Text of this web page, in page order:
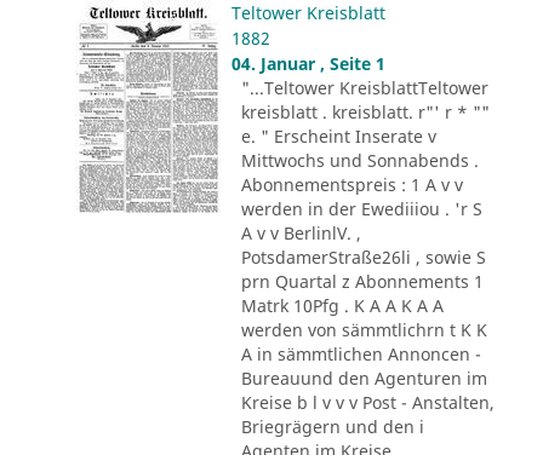
Teltower Kreisblatt
1882
04. Januar , Seite 1
"...Teltower KreisblattTeltower
kreisblatt . kreisblatt. r"' r * ""
e. " Erscheint Inserate v
Mittwochs und Sonnabends .
Abonnementspreis : 1 A v v
werden in der Ewediiiou . 'r S
A v v BerlinlV. ,
PotsdamerStraße26li , sowie S
prn Quartal z Abonnements 1
Matrk 10Pfg . K A A K A A
werden von sämmtlichrn t K K
A in sämmtlichen Annoncen -
Bureauund den Agenturen im
Kreise b l v v v Post - Anstalten,
Briegrägern und den i